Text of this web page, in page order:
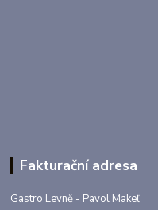
Fakturační adresa
Gastro Levně - Pavol Makeľ